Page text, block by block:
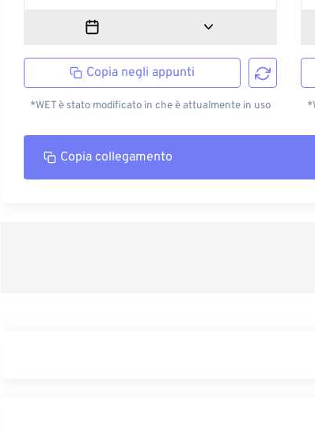
Copia negli appunti
*WET è stato modificato in che è attualmente in uso
Copia collegamento